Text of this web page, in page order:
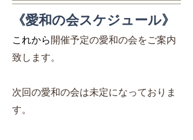
《愛和の会スケジュール》
これから開催予定の愛和の会をご案内
致します。
​次回の愛和の会は未定になっておりま
す。